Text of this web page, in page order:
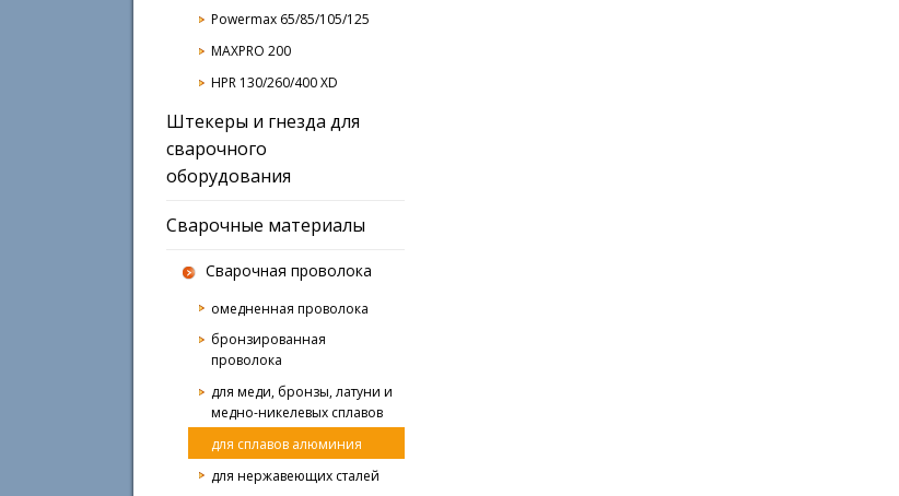
Powermax 65/85/105/125
MAXPRO 200
HPR 130/260/400 XD
Штекеры и гнезда для
сварочного
оборудования
Сварочные материалы
Сварочная проволока
омедненная проволока
бронзированная
проволока
для меди, бронзы, латуни и
медно-никелевых сплавов
для сплавов алюминия
для нержавеющих сталей